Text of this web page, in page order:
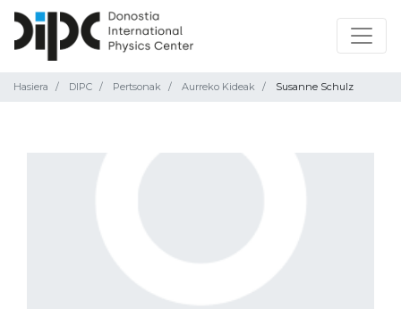
Hasiera DIPC Pertsonak Aurreko Kideak Susanne Schulz